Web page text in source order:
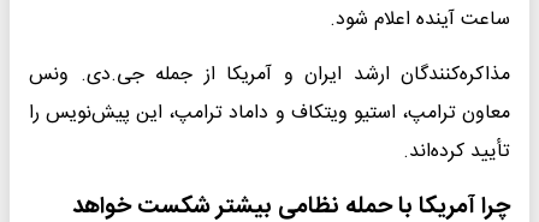
ساعت آینده اعلام شود.
مذاکره‌کنندگان ارشد ایران و آمریکا از جمله جی.دی. ونس
معاون ترامپ، استیو ویتکاف و داماد ترامپ، این پیش‌نویس را
تأیید کرده‌اند.
چرا آمریکا با حمله نظامی بیشتر شکست خواهد